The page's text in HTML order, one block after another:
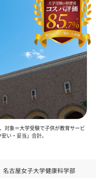
象＝大学受験で子供が教育サービ
い・妥当」合計。
名古屋女子大学健康科学部